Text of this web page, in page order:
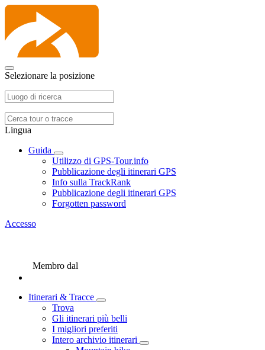
Selezionare la posizione
Lingua
Guida
Utilizzo di GPS-Tour.info
Pubblicazione degli itinerari GPS
Info sulla TrackRank
Pubblicazione degli itinerari GPS
Forgotten password
Accesso
Membro dal
Itinerari & Tracce
Trova
Gli itinerari più belli
I migliori preferiti
Intero archivio itinerari